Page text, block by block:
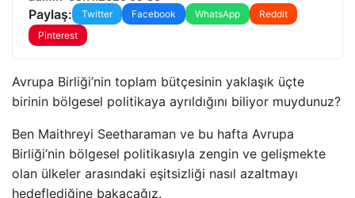
Paylaş: Twitter Facebook WhatsApp
Reddit
Pinterest
Avrupa Birliği’nin toplam bütçesinin yaklaşık üçte
birinin bölgesel politikaya ayrıldığını biliyor muydunuz?
Ben Maithreyi Seetharaman ve bu hafta Avrupa
Birliği’nin bölgesel politikasıyla zengin ve gelişmekte
olan ülkeler arasındaki eşitsizliği nasıl azaltmayı
hedeflediğine bakacağız.